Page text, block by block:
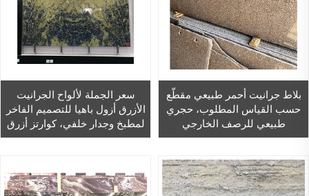
بلاط جرانيت أحمر طبيعي مقطّع
حسب القياس المطلوب، حجري
طبيعي للرصف الخارجي
سعر الجملة لألواح الجرانيت
الأزرق أزول باهيا للتصميم الفاخر
لمطبخ وجدار خلفي، كوارتز أزرق
فاخر